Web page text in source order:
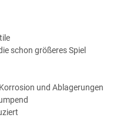
schon größeres Spiel
und Ablagerungen